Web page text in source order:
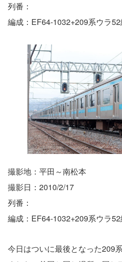
列番：
編成：EF64-1032+209系ウラ
撮影地：平田～南松本
撮影日：2010/2/17
列番：
編成：EF64-1032+209系ウラ
今日はついに最後となった209